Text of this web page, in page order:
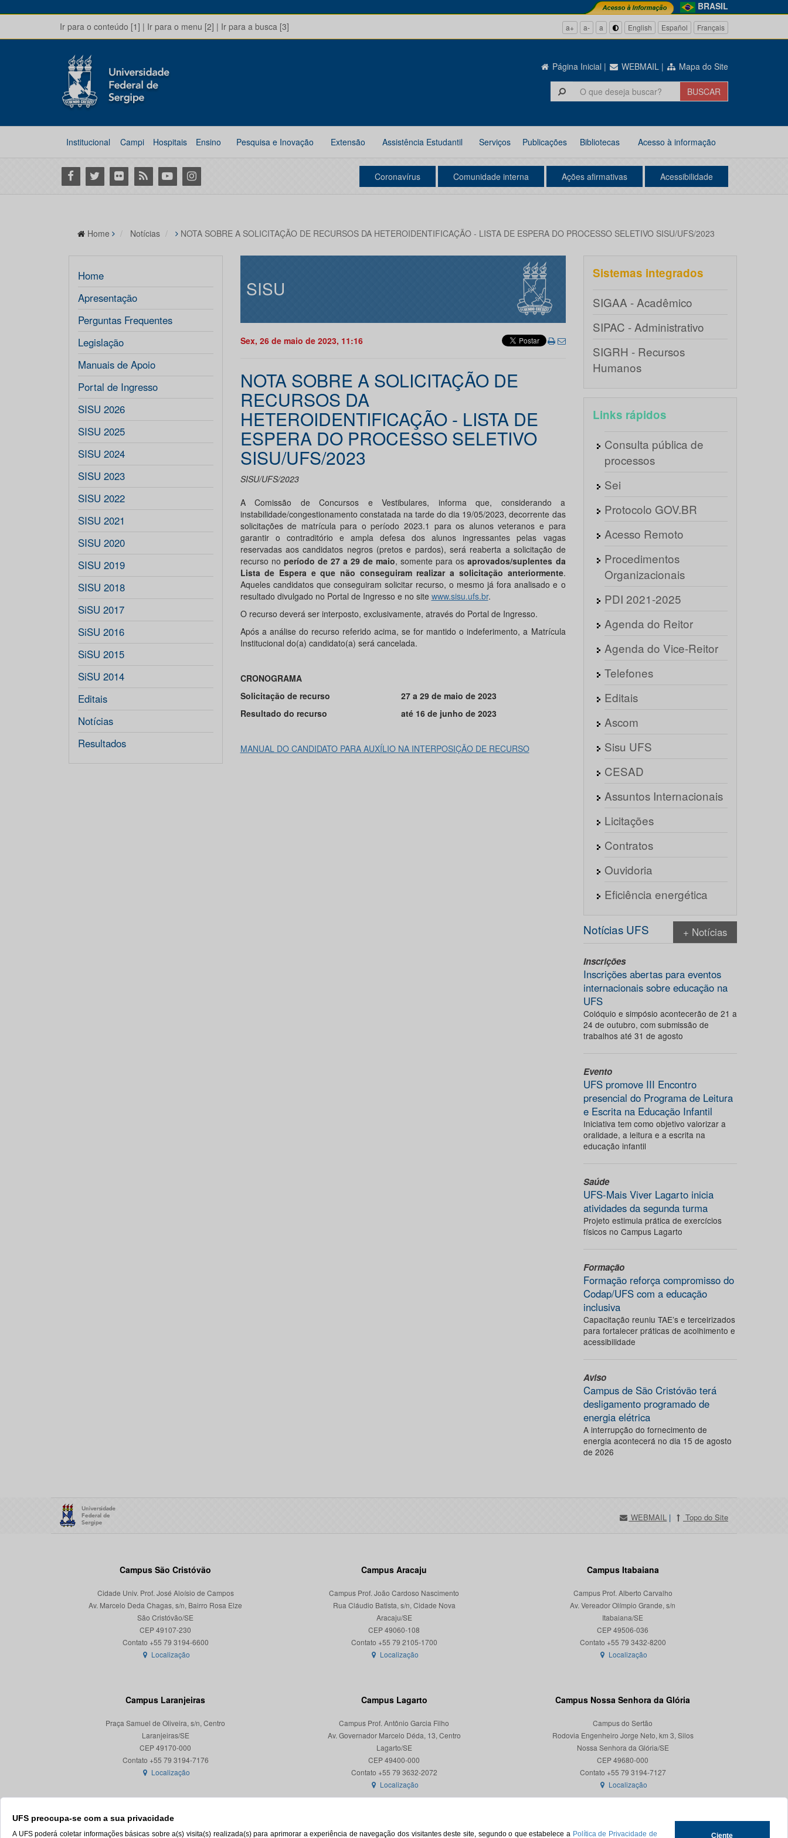
BRASIL
Ir para o conteúdo [1] | Ir para o menu [2] | Ir para a busca [3] a+ a- a English Español Français
Página Inicial | WEBMAIL | Mapa do Site
Institucional Campi Hospitais Ensino Pesquisa e Inovação Extensão Assistência Estudantil Serviços Publicações Bibliotecas Acesso à informação
Facebook
Twitter Flickr RSS YoutubeInstagram Coronavírus Comunidade interna Ações afirmativas Acessibilidade
UFS preocupa-se com a sua privacidade
A UFS poderá coletar informações básicas sobre a(s) visita(s) realizada(s) para aprimorar a experiência de navegação dos visitantes deste site, segundo o que estabelece a Política de Privacidade de Ciente
Home Notícias NOTA SOBRE A SOLICITAÇÃO DE RECURSOS DA HETEROIDENTIFICAÇÃO - LISTA DE ESPERA DO PROCESSO SELETIVO SISU/UFS/2023
Home
Apresentação
Perguntas Frequentes
Legislação
Manuais de Apoio
Portal de Ingresso
SISU 2026
SISU 2025
SISU 2024
SISU 2023
SISU 2022
SISU 2021
SISU 2020
SISU 2019
SISU 2018
SiSU 2017
SiSU 2016
SiSU 2015
SiSU 2014
Editais
Notícias
Resultados
SISU
Sex, 26 de maio de 2023, 11:16
NOTA SOBRE A SOLICITAÇÃO DE
RECURSOS DA
HETEROIDENTIFICAÇÃO - LISTA DE
ESPERA DO PROCESSO SELETIVO
SISU/UFS/2023
SISU/UFS/2023
A Comissão de Concursos e Vestibulares, informa que, considerando a
instabilidade/congestionamento constatada na tarde do dia 19/05/2023, decorrente das
solicitações de matrícula para o período 2023.1 para os alunos veteranos e para
garantir o contraditório e ampla defesa dos alunos ingressantes pelas vagas
reservadas aos candidatos negros (pretos e pardos), será reaberta a solicitação de
recurso no período de 27 a 29 de maio, somente para os aprovados/suplentes da
Lista de Espera e que não conseguiram realizar a solicitação anteriormente.
Aqueles candidatos que conseguiram solicitar recurso, o mesmo já fora analisado e o
resultado divulgado no Portal de Ingresso e no site www.sisu.ufs.br.
O recurso deverá ser interposto, exclusivamente, através do Portal de Ingresso.
Após a análise do recurso referido acima, se for mantido o indeferimento, a Matrícula
Institucional do(a) candidato(a) será cancelada.
CRONOGRAMA
Solicitação de recurso
27 a 29 de maio de 2023
Resultado do recurso
até 16 de junho de 2023
MANUAL DO CANDIDATO PARA AUXÍLIO NA INTERPOSIÇÃO DE RECURSO
Sistemas integrados
SIGAA - Acadêmico
SIPAC - Administrativo
SIGRH - Recursos
Humanos
Links rápidos
Consulta pública de
processos
Sei
Protocolo GOV.BR
Acesso Remoto
Procedimentos
Organizacionais
PDI 2021-2025
Agenda do Reitor
Agenda do Vice-Reitor
Telefones
Editais
Ascom
Sisu UFS
CESAD
Assuntos Internacionais
Licitações
Contratos
Ouvidoria
Eficiência energética
Notícias UFS + Notícias
Inscrições
Inscrições abertas para eventos
internacionais sobre educação na
UFS
Colóquio e simpósio acontecerão de 21 a
24 de outubro, com submissão de
trabalhos até 31 de agosto
Evento
UFS promove III Encontro
presencial do Programa de Leitura
e Escrita na Educação Infantil
Iniciativa tem como objetivo valorizar a
oralidade, a leitura e a escrita na
educação infantil
Saúde
UFS-Mais Viver Lagarto inicia
atividades da segunda turma
Projeto estimula prática de exercícios
físicos no Campus Lagarto
Formação
Formação reforça compromisso do
Codap/UFS com a educação
inclusiva
Capacitação reuniu TAE’s e terceirizados
para fortalecer práticas de acolhimento e
acessibilidade
Aviso
Campus de São Cristóvão terá
desligamento programado de
energia elétrica
A interrupção do fornecimento de
energia acontecerá no dia 15 de agosto
de 2026
WEBMAIL | Topo do Site
Campus São Cristóvão
Cidade Univ. Prof. José Aloísio de Campos
Av. Marcelo Deda Chagas, s/n, Bairro Rosa Elze
São Cristóvão/SE
CEP 49107-230
Localização
Campus Aracaju
Campus Prof. João Cardoso Nascimento
Rua Cláudio Batista, s/n, Cidade Nova
Aracaju/SE
CEP 49060-108
Localização
Campus Itabaiana
Campus Prof. Alberto Carvalho
Av. Vereador Olímpio Grande, s/n
Itabaiana/SE
CEP 49506-036
Localização
Campus Laranjeiras
Praça Samuel de Oliveira, s/n, Centro
Laranjeiras/SE
CEP 49170-000
Localização
Campus Lagarto
Campus Prof. Antônio Garcia Filho
Av. Governador Marcelo Déda, 13, Centro
Lagarto/SE
CEP 49400-000
Localização
Campus Nossa Senhora da Glória
Campus do Sertão
Rodovia Engenheiro Jorge Neto, km 3, Silos
Nossa Senhora da Glória/SE
CEP 49680-000
Contato +55 79 3194-7127
Localização